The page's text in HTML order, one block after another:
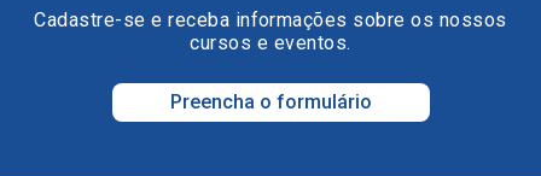
Cadastre-se e receba informações sobre os nossos
cursos e eventos.
Preencha o formulário